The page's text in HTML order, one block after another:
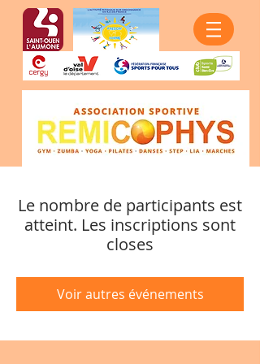
Le nombre de participants est
atteint. Les inscriptions sont
closes
Voir autres événements